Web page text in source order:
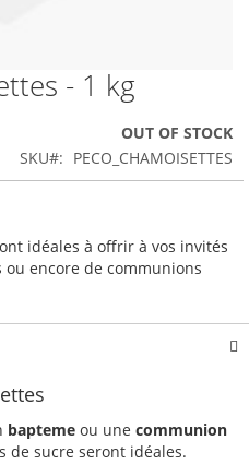
- 1 kg
OUT OF STOCK
SKU
PECO_CHAMOISETTES
idéales à offrir à vos invités
encore de communions
bapteme ou une communion
de sucre seront idéales.